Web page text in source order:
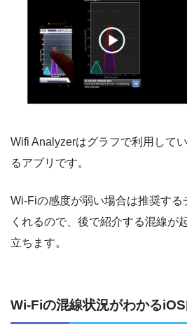
Wifi Analyzerはグラフで利用して
るアプリです。
Wi-Fiの感度が弱い場合は推奨する
くれるので、後で紹介する混線が
立ちます。
Wi-Fiの混線状況がわかる